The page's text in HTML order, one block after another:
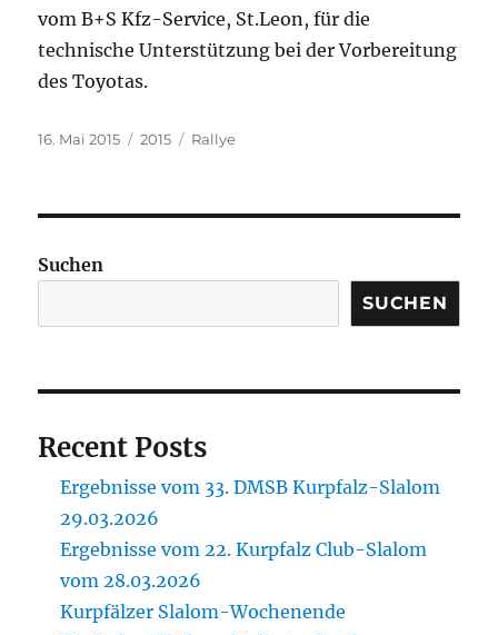
vom B+S Kfz-Service, St.Leon, für die
technische Unterstützung bei der Vorbereitung
des Toyotas.
Veröffentlicht
16. Mai 2015 Kategorien
2015 Schlagwörter
Rallye
Suchen
SUCHEN
Recent Posts
Ergebnisse vom 33. DMSB Kurpfalz-Slalom
29.03.2026
Ergebnisse vom 22. Kurpfalz Club-Slalom
vom 28.03.2026
Kurpfälzer Slalom-Wochenende